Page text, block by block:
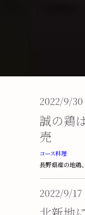
2022/9/30
誠の鶏
売
コース料理
長野県産の地
2022/9/17